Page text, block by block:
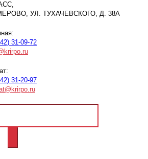
УЛ. ТУХАЧЕВСКОГО, Д. 38А
31-09-72
31-20-97